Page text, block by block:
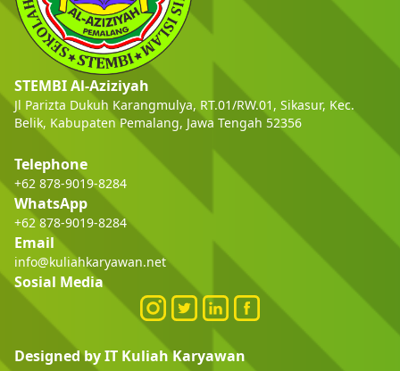
STEMBI Al-Aziziyah
Jl Parizta Dukuh Karangmulya, RT.01/RW.01, Sikasur, Kec.
Belik, Kabupaten Pemalang, Jawa Tengah 52356
Telephone
+62 878-9019-8284
WhatsApp
+62 878-9019-8284
Email
info@kuliahkaryawan.net
Sosial Media
Designed by IT Kuliah Karyawan